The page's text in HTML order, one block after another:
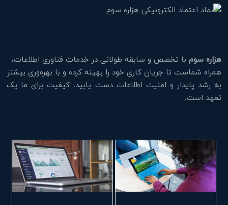
هزاره سوم با تخصص و سابقه طولانی در خدمات فناوری اطلاعات،
همراه شماست تا جریان کاری خود را بهینه کرده و با بهره‌وری بیشتر
به رشد پایدار و امنیت اطلاعات دست یابید. کیفیت برای ما یک
تعهد است.